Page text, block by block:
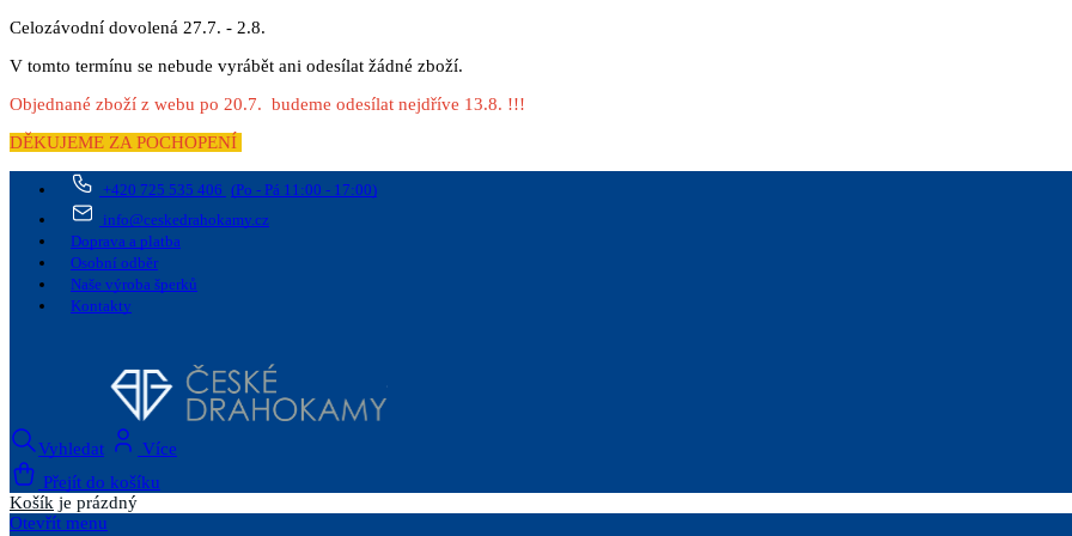
Celozávodní dovolená 27.7. - 2.8.
V tomto termínu se nebude vyrábět ani odesílat žádné zboží.
Objednané zboží z webu po 20.7. budeme odesílat nejdříve 13.8. !!!
DĚKUJEME ZA POCHOPENÍ
+420 725 535 406 (Po - Pá 11:00 - 17:00)
info@ceskedrahokamy.cz
Doprava a platba
Osobní odběr
Naše výroba šperků
Kontakty
Vyhledat
Více
Přejít do košíku
Košík je prázdný
Otevřít menu